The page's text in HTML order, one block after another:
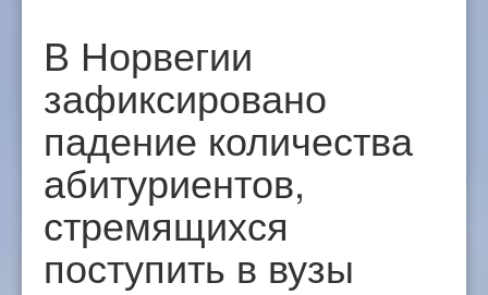
В Норвегии
зафиксировано
падение количества
абитуриентов,
стремящихся
поступить в вузы